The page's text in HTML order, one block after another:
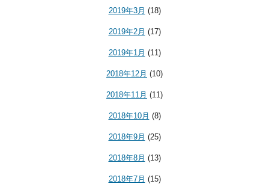
2019年3月 (18)
2019年2月 (17)
2019年1月 (11)
2018年12月 (10)
2018年11月 (11)
2018年10月 (8)
2018年9月 (25)
2018年8月 (13)
2018年7月 (15)